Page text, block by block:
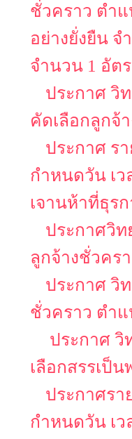
ชั่วคราว ตำแ
อย่างยั่งยืน
จำนวน 1 อัต
ประกาศ วิ
คัดเลือกลูกจ้
ประกาศ ร
กำหนดวัน เ
เจานห้าที่ธุร
ประกาศวิท
ลูกจ้างชั่วคร
ประกาศ วิ
ชั่วคราว ตำ
ประกาศ วิ
เลือกสรรเป็
ประกาศรา
กำหนดวัน เ